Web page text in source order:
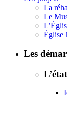
La
Le
Église
Les